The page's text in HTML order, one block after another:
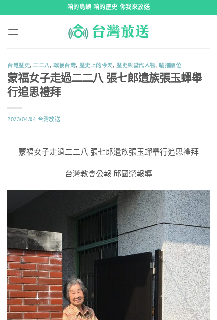
咱的島嶼 咱的歷史 你我來放送
台灣歷史, 二二八,戰後台灣, 歷史上的今天, 歷史與當代人物,輪播版位
蒙福女子走過二二八 張七郎遺族張玉蟬舉
行追思禮拜
2023/04/04 台灣放送
蒙福女子走過二二八 張七郎遺族張玉蟬舉行追思禮拜
台灣教會公報 邱國榮報導